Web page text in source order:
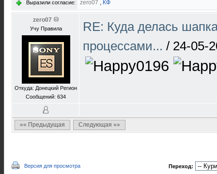
Выразили согласие: zero07 , КФ
zero07
Учу Правила
Откуда: Донецкий Регион
Сообщений: 634
RE: Куда делась
процессами... / 24-05-
«« Предыдущая Следующая »»
Версия для просмотра Переход: